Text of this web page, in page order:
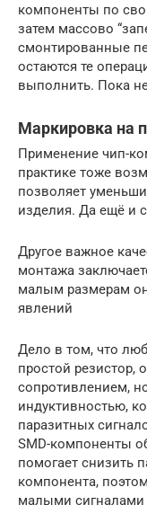
компоненты по
затем массово
смонтированные
остаются те
выполнить. Пока
Маркировка на
Применение чип-
практике тоже
позволяет
изделия. Да ещё и
Другое важное
монтажа
малым размерам
явлений
Дело в том, что
простой резистор,
сопротивлением,
индуктивностью,
паразитных
SMD-компоненты
помогает снизить
компонента,
малыми сигналами